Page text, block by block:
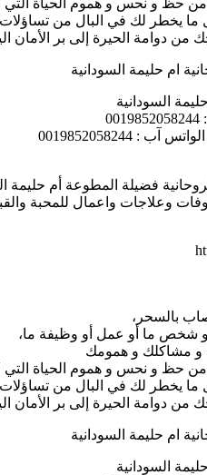
من حظ و نحس و هموم الحياة التي
ما يخطر لك في البال من
من دوامة الحيرة إلى بر الأمان
ام حليمة السودانية
السودانية
0019852058244
فضيلة المطوعة أم حليمة
وعلاجات واعمال للمحبة
بالسحر،
شخص ما أو عمل أو وظيفة ما،
و مشاكلك و همومك
من حظ و نحس و هموم الحياة التي
ما يخطر لك في البال من
من دوامة الحيرة إلى بر الأمان
ام حليمة السودانية
السودانية